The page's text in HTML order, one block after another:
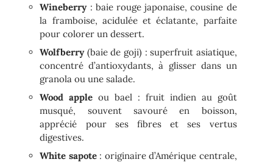
Wineberry : baie rouge japonaise, cousine de
la framboise, acidulée et éclatante, parfaite
pour colorer un dessert.
Wolfberry (baie de goji) : superfruit asiatique,
concentré d’antioxydants, à glisser dans un
granola ou une salade.
Wood apple ou bael : fruit indien au goût
musqué, souvent savouré en boisson,
apprécié pour ses fibres et ses vertus
digestives.
White sapote: originaire d’Amérique centrale,